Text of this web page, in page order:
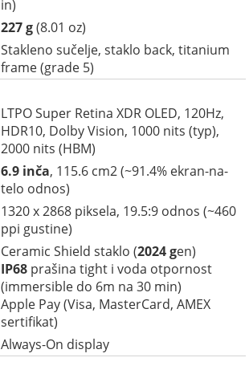
in)
227 g(8.01 oz)
Stakleno sučelje, staklo back, titanium
frame (grade 5)
LTPO Super Retina XDR OLED, 120Hz,
HDR10, Dolby Vision, 1000 nits (typ),
2000 nits (HBM)
6.9 inča, 115.6 cm2 (~91.4% ekran-na-
telo odnos)
1320 x 2868 piksela, 19.5:9 odnos (~460
ppi gustine)
Ceramic Shield staklo (2024 gen)
IP68 prašina tight i voda otpornost
(immersible do 6m na 30 min)
Apple Pay (Visa, MasterCard, AMEX
sertifikat)
Always-On display